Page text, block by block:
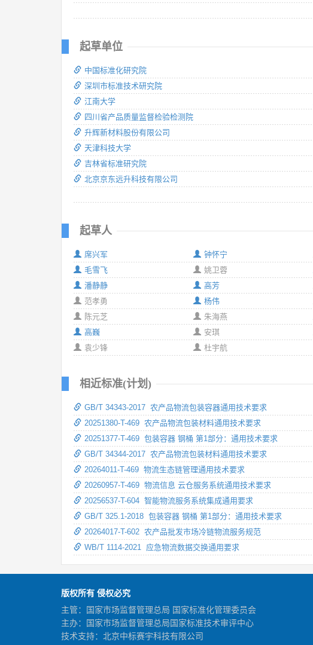
起草单位
中国标准化研究院
深圳市标准技术研究院
江南大学
四川省产品质量监督检验检测院
升辉新材料股份有限公司
天津科技大学
吉林省标准研究院
北京京东远升科技有限公司
起草人
席兴军
钟怀宁
毛雪飞
姚卫蓉
潘静静
高芳
范孝勇
杨伟
陈元芝
朱海燕
高巍
安琪
袁少锋
杜宇航
相近标准(计划)
GB/T 34343-2017 农产品物流包装容器通用技术要求
20251380-T-469 农产品物流包装材料通用技术要求
20251377-T-469 包装容器 钢桶 第1部分：通用技术要求
GB/T 34344-2017 农产品物流包装材料通用技术要求
20264011-T-469 物流生态链管理通用技术要求
20260957-T-469 物流信息 云仓服务系统通用技术要求
20256537-T-604 智能物流服务系统集成通用要求
GB/T 325.1-2018 包装容器 钢桶 第1部分：通用技术要求
20264017-T-602 农产品批发市场冷链物流服务规范
WB/T 1114-2021 应急物流数据交换通用要求
版权所有 侵权必究
主管：国家市场监督管理总局 国家标准化管理委员会
主办：国家市场监督管理总局国家标准技术审评中心
技术支持：北京中标赛宇科技有限公司